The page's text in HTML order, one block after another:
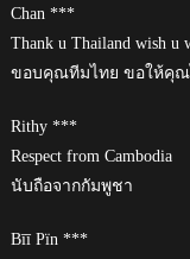
Chan ***
Thank u Thailand wish u
ขอบคุณทีมไทย ขอให้คุณ
Rithy ***
Respect from Cambodia
นับถือจากกัมพูชา
Bīī Pïn ***